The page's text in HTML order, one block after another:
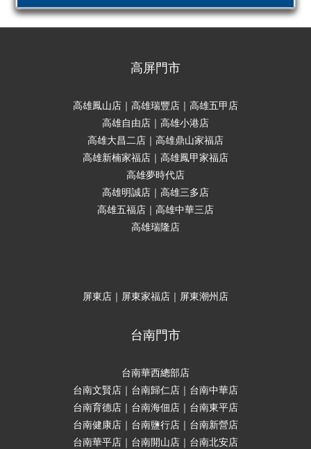
高屏門市
高雄鳳山店｜高雄瑞豐店｜高雄五甲店
高雄自由店｜高雄小港店
高雄大昌二店｜高雄鼎山家福店
高雄新楠家福店｜高雄鳳甲家福店
高雄夢時代店
高雄明誠店｜高雄三多店
高雄五福店｜高雄中華三店
高雄瑞隆店
屏東店｜屏東家福店｜屏東潮州店
台南門市
台南華西總部店
台南文賢店｜台南歸仁店｜台南中華店
台南育德店｜台南海佃店｜台南東平店
台南健康店｜台南鹽行店｜台南新營店
台南華平店｜台南開山店｜台南北安店